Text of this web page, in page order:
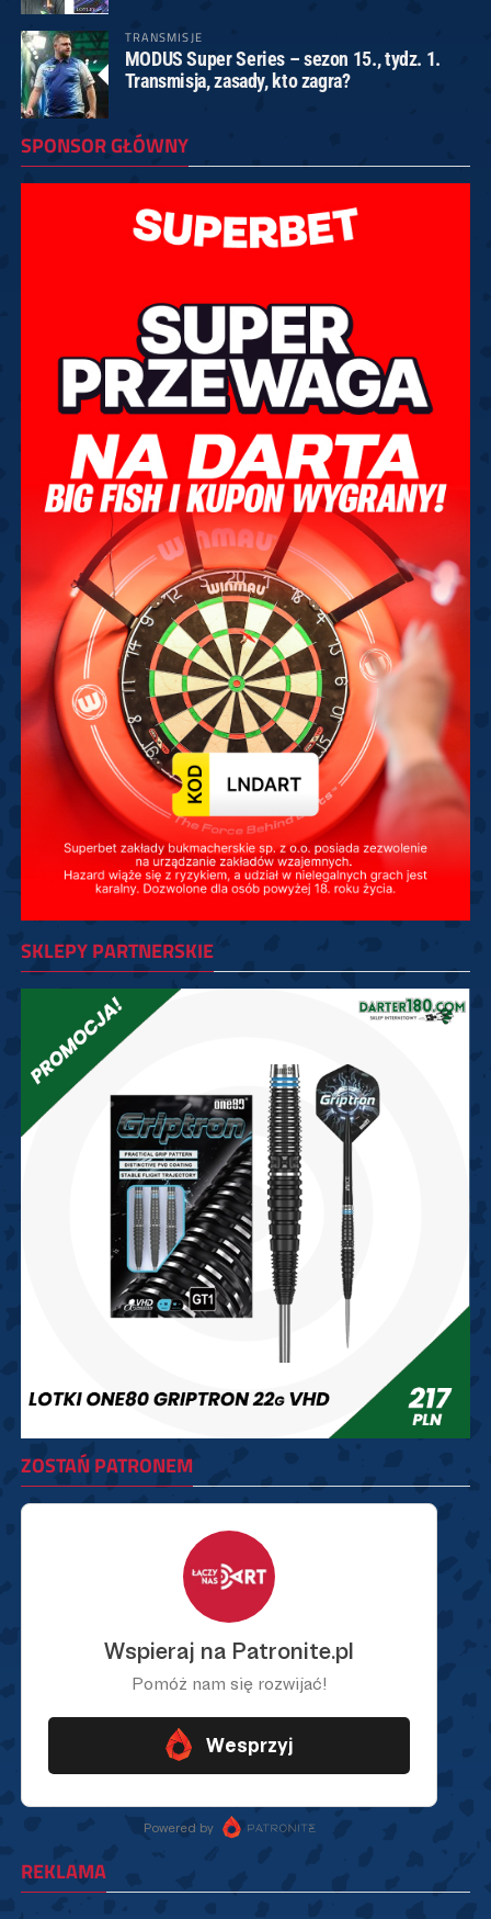
TRANSMISJE
MODUS Super Series – sezon 15., tydz. 1.
Transmisja, zasady, kto zagra?
SPONSOR GŁÓWNY
SKLEPY PARTNERSKIE
ZOSTAŃ PATRONEM
REKLAMA